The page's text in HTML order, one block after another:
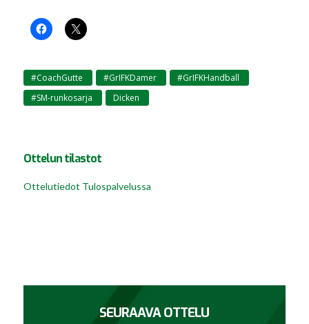
#CoachGutte #GrIFKDamer #GrIFKHandball
#SM-runkosarja Dicken
Ottelun tilastot
Ottelutiedot Tulospalvelussa
SEURAAVA OTTELU